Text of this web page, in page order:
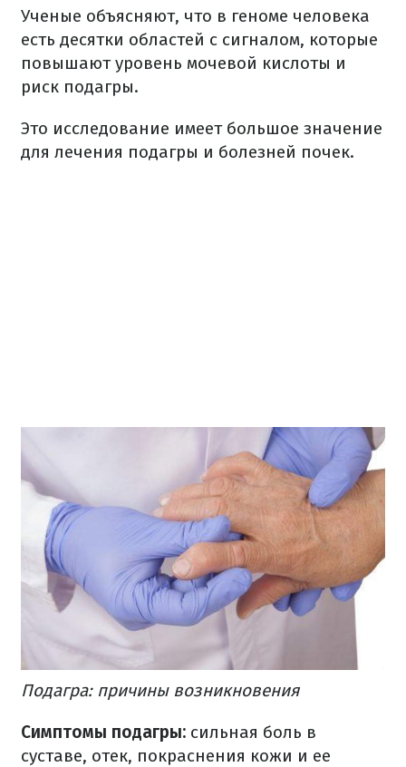
Ученые объясняют, что в геноме человека
есть десятки областей с сигналом, которые
повышают уровень мочевой кислоты и
риск подагры.
Это исследование имеет большое значение
для лечения подагры и болезней почек.
Подагра: причины возникновения
Симптомы подагры: сильная боль в
суставе, отек, покраснения кожи и ее